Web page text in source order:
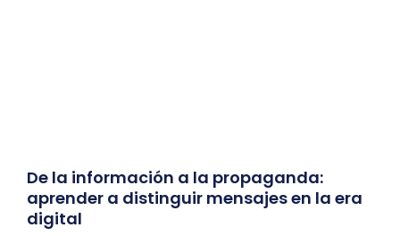
De la información a la propaganda:
aprender a distinguir mensajes en la era
digital